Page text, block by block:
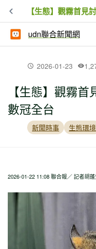
udn聯合新聞網
最新文章
陽明
富士
2026-01-23
【生態】觀霧
數冠全台
新聞時事 生態環境
2026-01-22 11:08 聯合報／ 記者胡